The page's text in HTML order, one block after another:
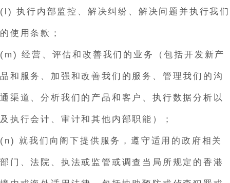
(l) 执行内部监控、解决纠纷、解决问题并执行我们
的使用条款；
(m) 经营、评估和改善我们的业务（包括开发新产
品和服务、加强和改善我们的服务、管理我们的沟
通渠道、分析我们的产品和客户、执行数据分析以
及执行会计、审计和其他内部职能）；
(n) 就我们向阁下提供服务，遵守适用的政府相关
部门、法院、执法或监管或调查当局所规定的香港